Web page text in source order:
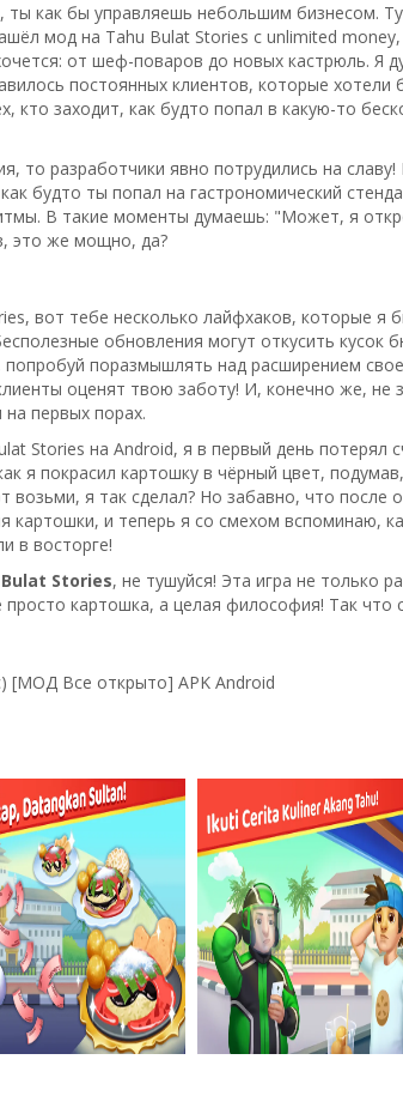
как бы управляешь небольшим бизнесом.
мод на Tahu Bulat Stories с unlimited
от шеф-поваров до новых кастрюль. Я
постоянных клиентов, которые хотели
кто заходит, как будто попал в какую-то
то разработчики явно потрудились на
будто ты попал на гастрономический
В такие моменты думаешь: "Может, я
это же мощно, да?
вот тебе несколько лайфхаков, которые я
обновления могут откусить кусок
попробуй поразмышлять над расширением
оценят твою заботу! И, конечно же, не
первых порах.
Stories на Android, я в первый день потерял
я покрасил картошку в чёрный цвет,
я так сделал? Но забавно, что после
картошки, и теперь я со смехом вспоминаю,
в восторге!
Stories, не тушуйся! Эта игра не только
картошка, а целая философия! Так что
[МОД Все открыто] APK Android